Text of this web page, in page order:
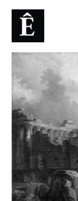
Aller
contenu
Navigation
articles